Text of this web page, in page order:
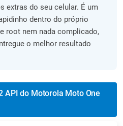
extras do seu celular. É um
dentro do próprio
root nem nada complicado,
o melhor resultado
API do Motorola Moto One